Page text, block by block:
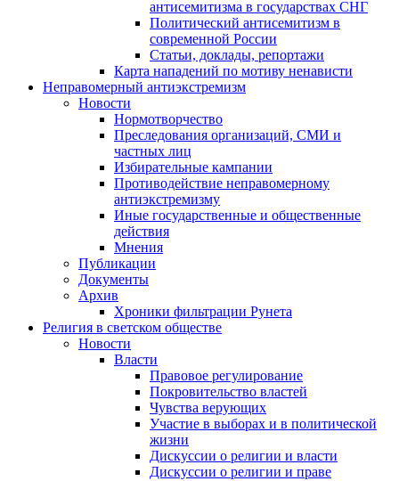
антисемитизма в государствах СНГ
Политический антисемитизм в
современной России
Статьи, доклады, репортажи
Карта нападений по мотиву ненависти
Неправомерный антиэкстремизм
Новости
Нормотворчество
Преследования организаций, СМИ и
частных лиц
Избирательные кампании
Противодействие неправомерному
антиэкстремизму
Иные государственные и общественные
действия
Мнения
Публикации
Документы
Архив
Хроники фильтрации Рунета
Религия в светском обществе
Новости
Власти
Правовое регулирование
Покровительство властей
Чувства верующих
Участие в выборах и в политической
жизни
Дискуссии о религии и власти
Дискуссии о религии и праве